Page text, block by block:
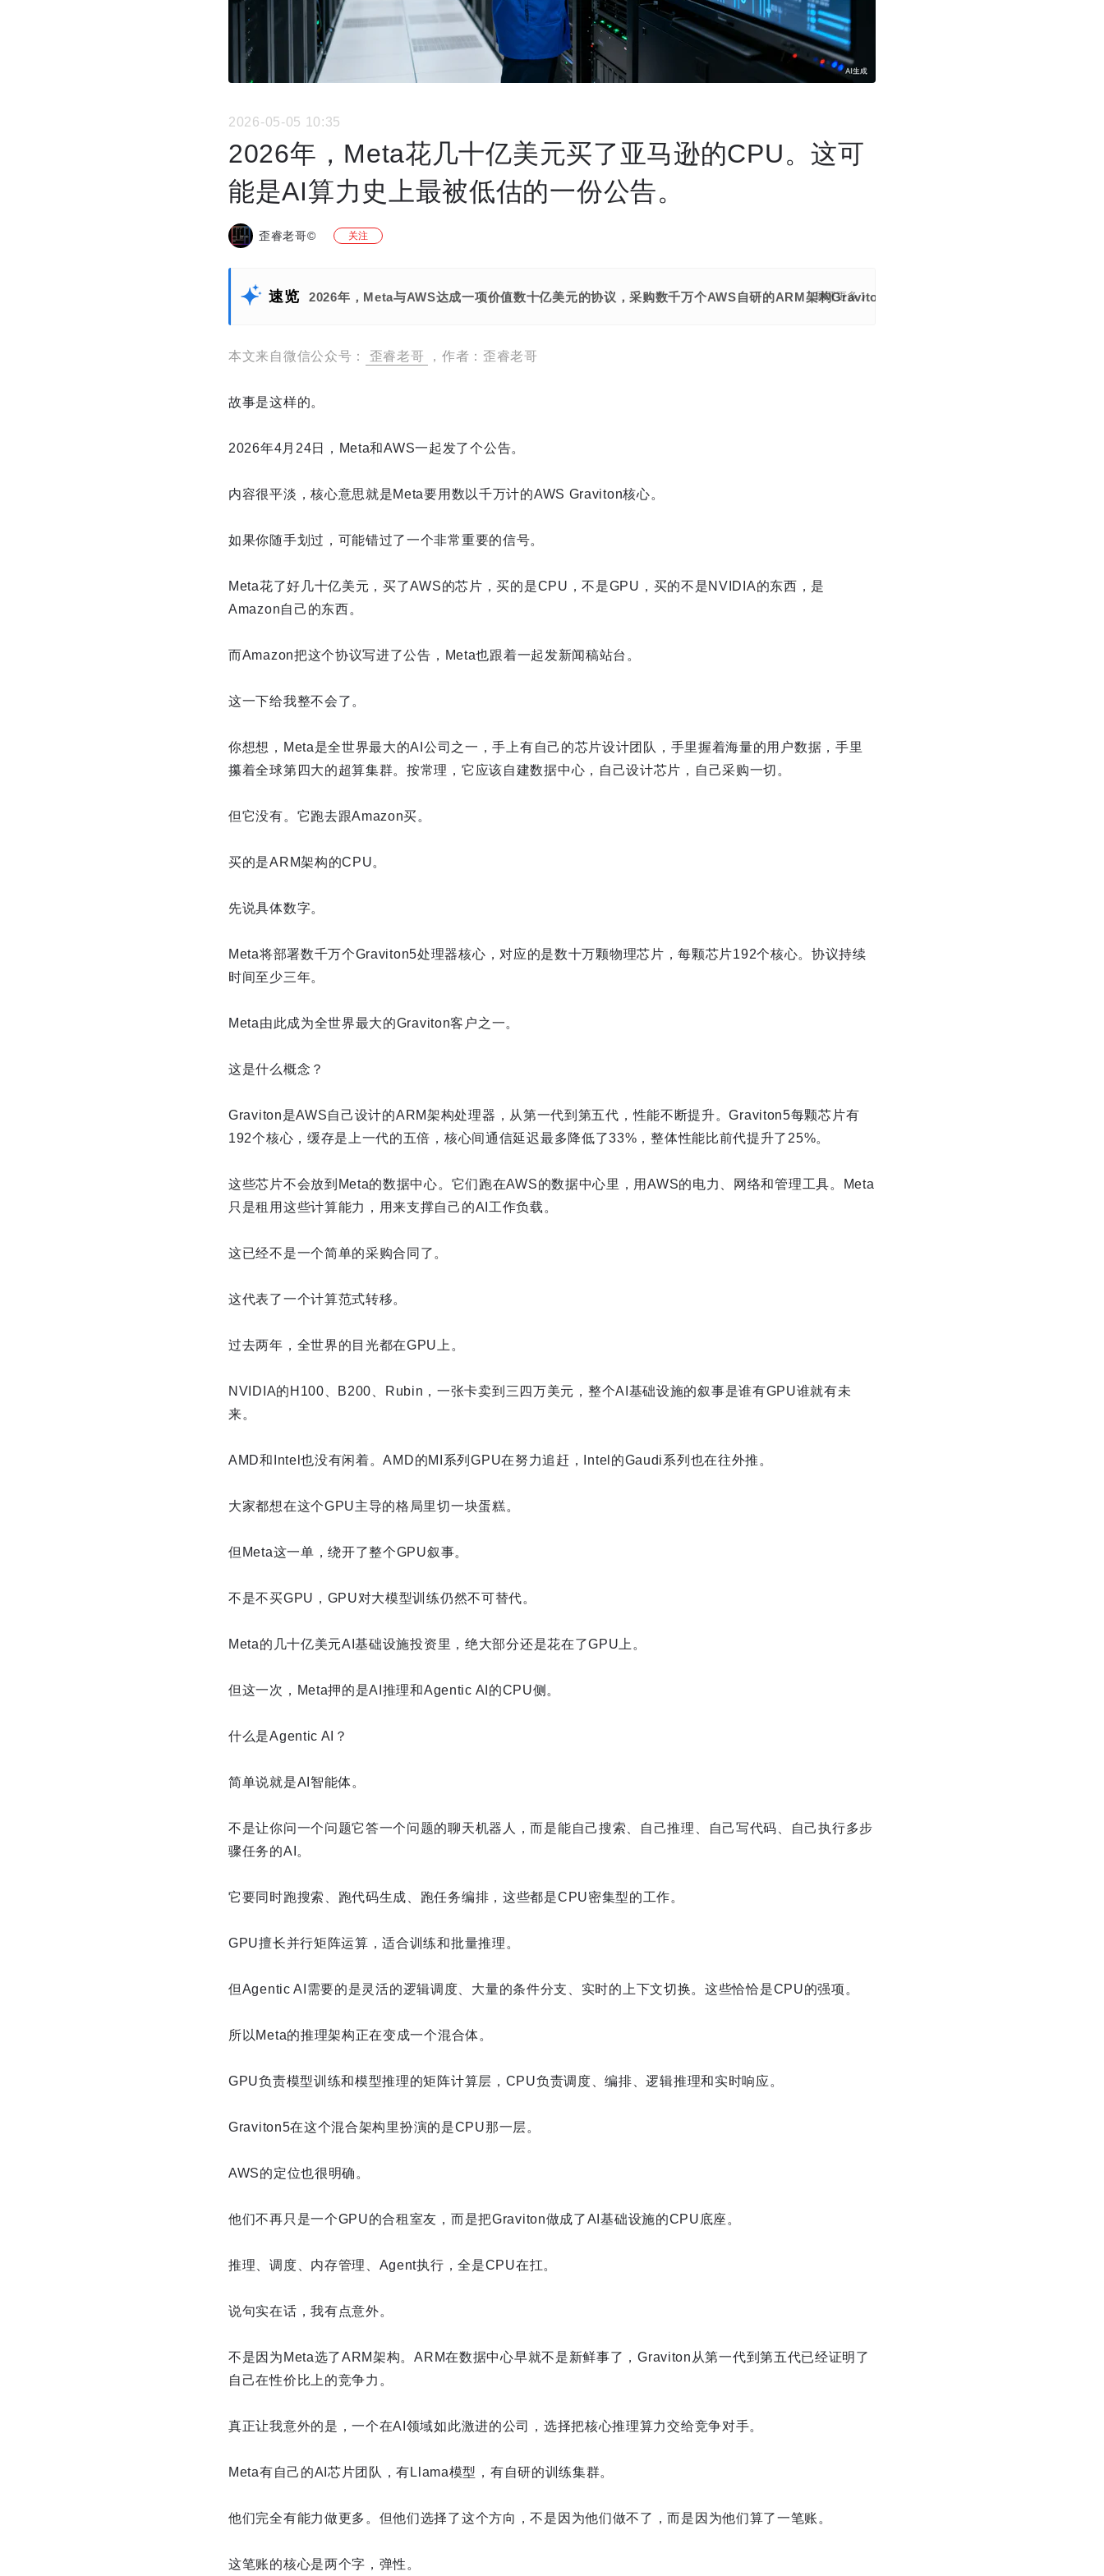
2026-05-05 10:35
2026年，Meta花几十亿美元买了亚马逊的CPU。这可
能是AI算力史上最被低估的一份公告。
歪睿老哥© 关注
速览 2026年，Meta与AWS达成一项价值数十亿美元的协议，采购数千万个AWS自研的ARM架构Graviton5 CPU核心。这一事件标志着AI算
展开更多
本文来自微信公众号： 歪睿老哥 ，作者：歪睿老哥
故事是这样的。
2026年4月24日，Meta和AWS一起发了个公告。
内容很平淡，核心意思就是Meta要用数以千万计的AWS Graviton核心。
如果你随手划过，可能错过了一个非常重要的信号。
Meta花了好几十亿美元，买了AWS的芯片，买的是CPU，不是GPU，买的不是NVIDIA的东西，是
Amazon自己的东西。
而Amazon把这个协议写进了公告，Meta也跟着一起发新闻稿站台。
这一下给我整不会了。
你想想，Meta是全世界最大的AI公司之一，手上有自己的芯片设计团队，手里握着海量的用户数据，手里
攥着全球第四大的超算集群。按常理，它应该自建数据中心，自己设计芯片，自己采购一切。
但它没有。它跑去跟Amazon买。
买的是ARM架构的CPU。
先说具体数字。
Meta将部署数千万个Graviton5处理器核心，对应的是数十万颗物理芯片，每颗芯片192个核心。协议持续
时间至少三年。
Meta由此成为全世界最大的Graviton客户之一。
这是什么概念？
Graviton是AWS自己设计的ARM架构处理器，从第一代到第五代，性能不断提升。Graviton5每颗芯片有
192个核心，缓存是上一代的五倍，核心间通信延迟最多降低了33%，整体性能比前代提升了25%。
这些芯片不会放到Meta的数据中心。它们跑在AWS的数据中心里，用AWS的电力、网络和管理工具。Meta
只是租用这些计算能力，用来支撑自己的AI工作负载。
这已经不是一个简单的采购合同了。
这代表了一个计算范式转移。
过去两年，全世界的目光都在GPU上。
NVIDIA的H100、B200、Rubin，一张卡卖到三四万美元，整个AI基础设施的叙事是谁有GPU谁就有未
来。
AMD和Intel也没有闲着。AMD的MI系列GPU在努力追赶，Intel的Gaudi系列也在往外推。
大家都想在这个GPU主导的格局里切一块蛋糕。
但Meta这一单，绕开了整个GPU叙事。
不是不买GPU，GPU对大模型训练仍然不可替代。
Meta的几十亿美元AI基础设施投资里，绝大部分还是花在了GPU上。
但这一次，Meta押的是AI推理和Agentic AI的CPU侧。
什么是Agentic AI？
简单说就是AI智能体。
不是让你问一个问题它答一个问题的聊天机器人，而是能自己搜索、自己推理、自己写代码、自己执行多步
骤任务的AI。
它要同时跑搜索、跑代码生成、跑任务编排，这些都是CPU密集型的工作。
GPU擅长并行矩阵运算，适合训练和批量推理。
但Agentic AI需要的是灵活的逻辑调度、大量的条件分支、实时的上下文切换。这些恰恰是CPU的强项。
所以Meta的推理架构正在变成一个混合体。
GPU负责模型训练和模型推理的矩阵计算层，CPU负责调度、编排、逻辑推理和实时响应。
Graviton5在这个混合架构里扮演的是CPU那一层。
AWS的定位也很明确。
他们不再只是一个GPU的合租室友，而是把Graviton做成了AI基础设施的CPU底座。
推理、调度、内存管理、Agent执行，全是CPU在扛。
说句实在话，我有点意外。
不是因为Meta选了ARM架构。ARM在数据中心早就不是新鲜事了，Graviton从第一代到第五代已经证明了
自己在性价比上的竞争力。
真正让我意外的是，一个在AI领域如此激进的公司，选择把核心推理算力交给竞争对手。
Meta有自己的AI芯片团队，有Llama模型，有自研的训练集群。
他们完全有能力做更多。但他们选择了这个方向，不是因为他们做不了，而是因为他们算了一笔账。
这笔账的核心是两个字，弹性。